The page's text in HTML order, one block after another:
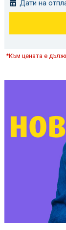
Дати на
*Към цената е